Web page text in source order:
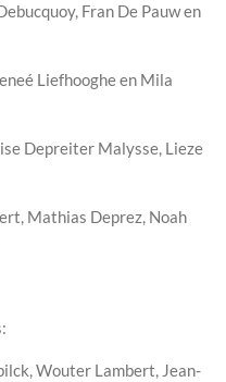
Fran De Pauw en
Liefhooghe en Mila
Depreiter Malysse, Lieze
Mathias Deprez, Noah
Wouter Lambert, Jean-